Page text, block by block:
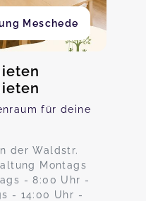
Meschede
für deine
der Waldstr.
Montags
- 8:00 Uhr -
- 14:00 Uhr -